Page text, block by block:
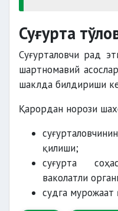
Суғурта
Суғурталовчи рад
шартномавий
шаклда билдириши
Қарордан норози
қилиши;
суғурта
ваколатли
судга